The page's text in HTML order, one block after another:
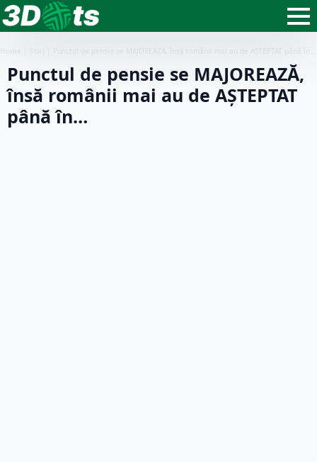
Punctul de pensie se MAJOREAZĂ,
însă românii mai au de AȘTEPTAT
până în…